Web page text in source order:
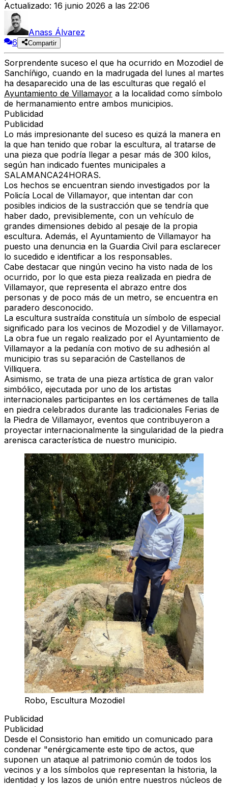
Actualizado: 16 junio 2026 a las 22:06
Anass Álvarez
6
Compartir
Sorprendente suceso el que ha ocurrido en Mozodiel de
Sanchíñigo, cuando en la madrugada del lunes al martes
ha desaparecido una de las esculturas que regaló el
Ayuntamiento de Villamayor a la localidad como símbolo
de hermanamiento entre ambos municipios.
Publicidad
Publicidad
Lo más impresionante del suceso es quizá la manera en
la que han tenido que robar la escultura, al tratarse de
una pieza que podría llegar a pesar más de 300 kilos,
según han indicado fuentes municipales a
SALAMANCA24HORAS.
Los hechos se encuentran siendo investigados por la
Policía Local de Villamayor, que intentan dar con
posibles indicios de la sustracción que se tendría que
haber dado, previsiblemente, con un vehículo de
grandes dimensiones debido al pesaje de la propia
escultura. Además, el Ayuntamiento de Villamayor ha
puesto una denuncia en la Guardia Civil para esclarecer
lo sucedido e identificar a los responsables.
Cabe destacar que ningún vecino ha visto nada de los
ocurrido, por lo que esta pieza realizada en piedra de
Villamayor, que representa el abrazo entre dos
personas y de poco más de un metro, se encuentra en
paradero desconocido.
La escultura sustraída constituía un símbolo de especial
significado para los vecinos de Mozodiel y de Villamayor.
La obra fue un regalo realizado por el Ayuntamiento de
Villamayor a la pedanía con motivo de su adhesión al
municipio tras su separación de Castellanos de
Villiquera.
Asimismo, se trata de una pieza artística de gran valor
simbólico, ejecutada por uno de los artistas
internacionales participantes en los certámenes de talla
en piedra celebrados durante las tradicionales Ferias de
la Piedra de Villamayor, eventos que contribuyeron a
proyectar internacionalmente la singularidad de la piedra
arenisca característica de nuestro municipio.
Robo, Escultura Mozodiel
Publicidad
Publicidad
Desde el Consistorio han emitido un comunicado para
condenar "enérgicamente este tipo de actos, que
suponen un ataque al patrimonio común de todos los
vecinos y a los símbolos que representan la historia, la
identidad y los lazos de unión entre nuestros núcleos de